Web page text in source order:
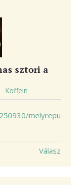
sztori a
Koffein
melyrepu
Válasz